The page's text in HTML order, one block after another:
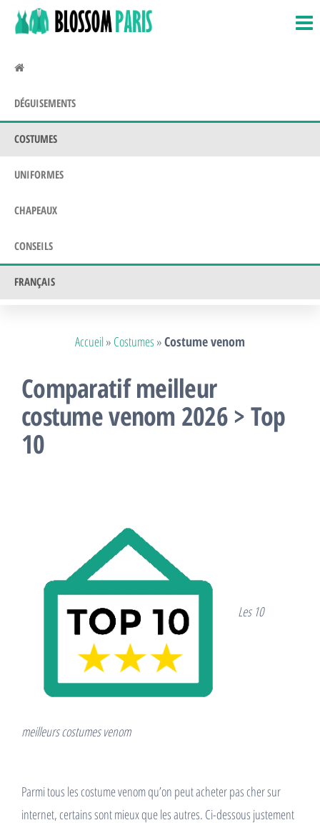
Passer
DÉGUISEMENTS
COSTUMES
UNIFORMES
CHAPEAUX
CONSEILS
FRANÇAIS
Accueil» Costumes »Costume venom
Comparatif meilleur
costume venom 2026 > Top
10
Les 10
meilleurs costumes venom
Parmi tous les costume venom qu’on peut acheter pas cher sur
internet, certains sont mieux que les autres. Ci-dessous justement